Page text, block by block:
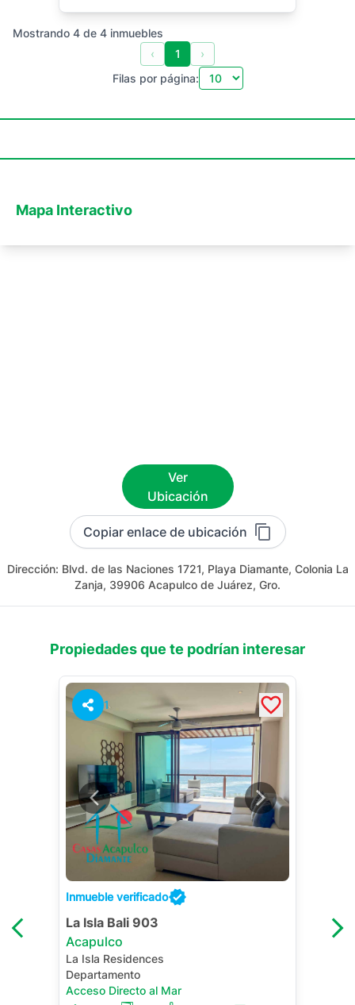
Mostrando 4 de 4 inmuebles
‹
1
›
Filas por página:
Mapa Interactivo
Ver
Ubicación
Copiar enlace de ubicación
Dirección: Blvd. de las Naciones 1721, Playa Diamante, Colonia La
Zanja, 39906 Acapulco de Juárez, Gro.
Propiedades que te podrían interesar
1
Inmueble verificado
La Isla Bali 903
Acapulco
La Isla Residences
Departamento
Acceso Directo al Mar